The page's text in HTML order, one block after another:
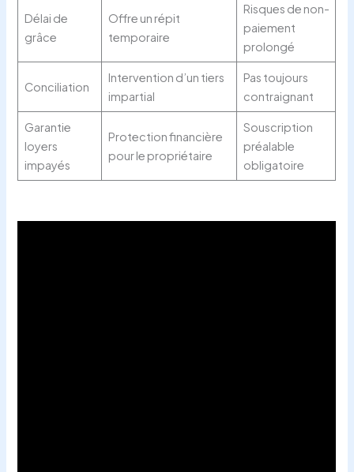
Délai de
grâce
Offre un répit
temporaire
Risques de non-
paiement
prolongé
Conciliation
Intervention d’un tiers
impartial
Pas toujours
contraignant
Garantie
loyers
impayés
Protection financière
pour le propriétaire
Souscription
préalable
obligatoire